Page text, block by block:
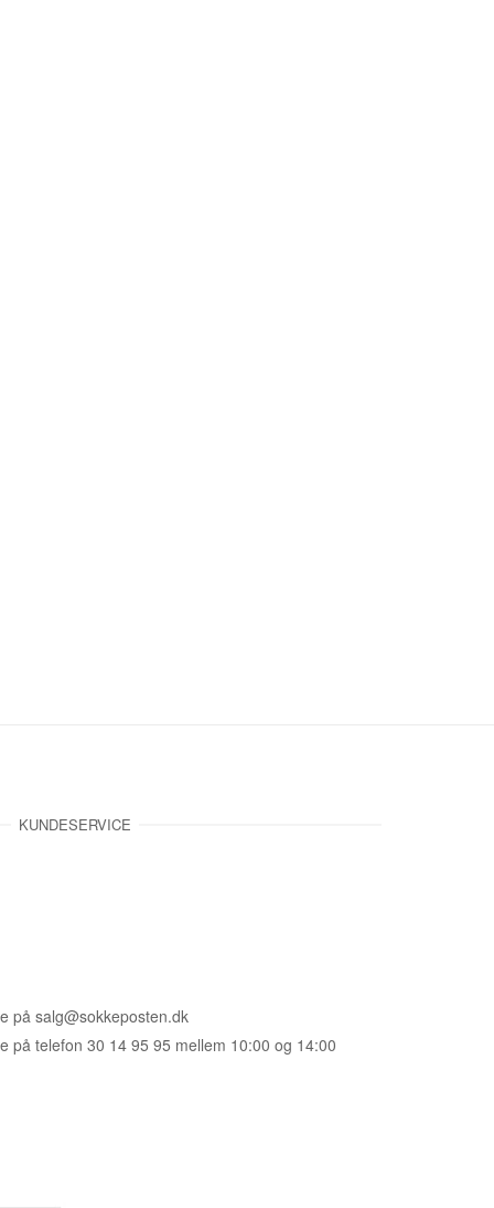
KUNDESERVICE
på salg@sokkeposten.dk
på telefon 30 14 95 95 mellem 10:00 og 14:00